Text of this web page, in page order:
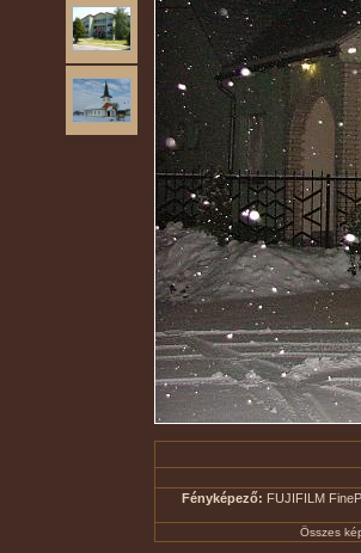
Fényképező: FUJIFILM
Összes